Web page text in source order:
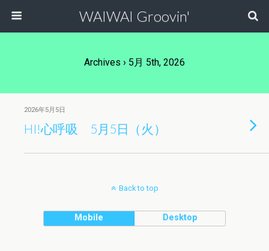
WAIWAI Groovin'
Archives › 5月 5th, 2026
2026年5月5日
HI!心呼吸 5月5日（火）
Back to top
Mobile Desktop